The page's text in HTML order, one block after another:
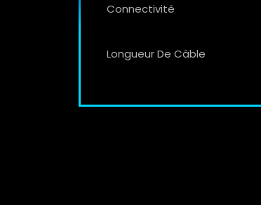
Connectivité
Longueur De Câble